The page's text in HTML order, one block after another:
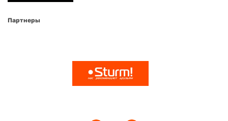
Партнеры